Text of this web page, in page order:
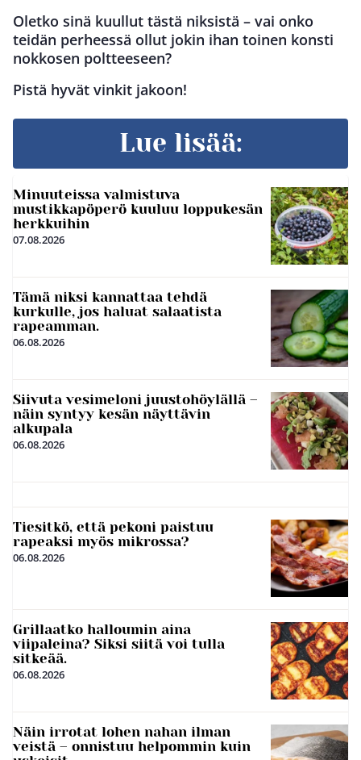
Oletko sinä kuullut tästä niksistä – vai onko
teidän perheessä ollut jokin ihan toinen konsti
nokkosen poltteeseen?
Pistä hyvät vinkit jakoon!
Lue lisää:
Minuuteissa valmistuva
mustikkapöperö kuuluu loppukesän
herkkuihin
07.08.2026
Tämä niksi kannattaa tehdä
kurkulle, jos haluat salaatista
rapeamman.
06.08.2026
Siivuta vesimeloni juustohöylällä –
näin syntyy kesän näyttävin
alkupala
06.08.2026
Tiesitkö, että pekoni paistuu
rapeaksi myös mikrossa?
06.08.2026
Grillaatko halloumin aina
viipaleina? Siksi siitä voi tulla
sitkeää.
06.08.2026
Näin irrotat lohen nahan ilman
veistä – onnistuu helpommin kuin